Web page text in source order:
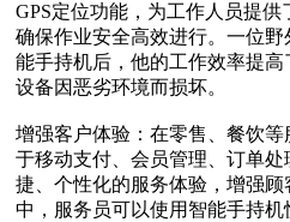
GPS定位功能，为工作人员提供
确保作业安全高效进行。一位
能手持机后，他的工作效率提
设备因恶劣环境而损坏。
增强客户体验‌：在零售、餐饮
于移动支付、会员管理、订单
捷、个性化的服务体验，增强
中，服务员可以使用智能手持